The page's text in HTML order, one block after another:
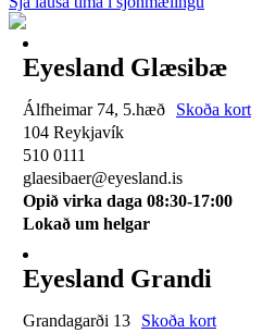
Eyesland Glæsibæ
Álfheimar 74, 5.hæð
Skoða kort
104 Reykjavík
510 0111
glaesibaer@eyesland.is
Opið virka daga 08:30-17:00
Lokað um helgar
Eyesland Grandi
Grandagarði 13
Skoða kort